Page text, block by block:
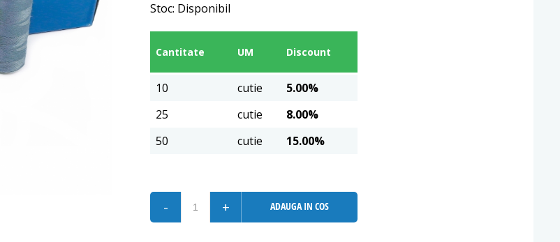
Stoc: Disponibil
Cantitate UM Discount
10 cutie
5.00%
25
cutie
8.00%
50
cutie 15.00%
- + ADAUGA IN COS